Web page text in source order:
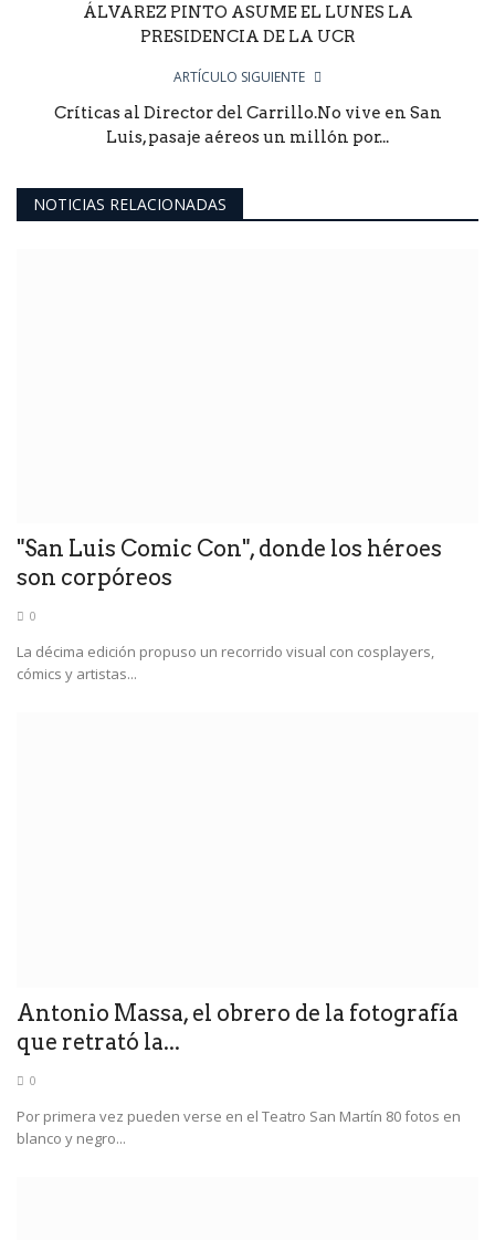
ÁLVAREZ PINTO ASUME EL LUNES LA
PRESIDENCIA DE LA UCR
ARTÍCULO SIGUIENTE
Críticas al Director del Carrillo.No vive en San
Luis, pasaje aéreos un millón por...
NOTICIAS RELACIONADAS
"San Luis Comic Con", donde los héroes
son corpóreos
0
La décima edición propuso un recorrido visual con cosplayers,
cómics y artistas...
Antonio Massa, el obrero de la fotografía
que retrató la...
0
Por primera vez pueden verse en el Teatro San Martín 80 fotos en
blanco y negro...